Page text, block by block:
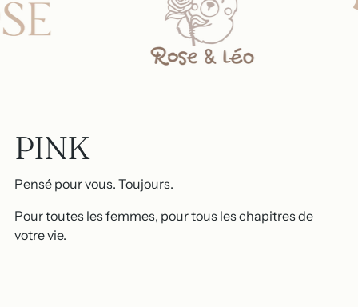
PINK
Pensé pour vous. Toujours.
Pour toutes les femmes, pour tous les chapitres de
votre vie.